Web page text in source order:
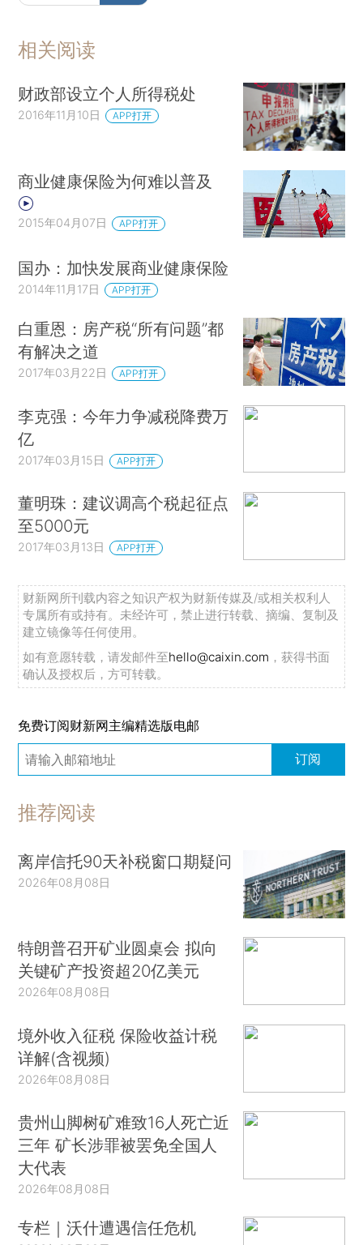
相关阅读
财政部设立个人所得税处
2016年11月10日 APP打开
商业健康保险为何难以普及
2015年04月07日 APP打开
国办：加快发展商业健康保险
2014年11月17日 APP打开
白重恩：房产税“所有问题”都
有解决之道
2017年03月22日 APP打开
李克强：今年力争减税降费万
亿
2017年03月15日 APP打开
董明珠：建议调高个税起征点
至5000元
2017年03月13日 APP打开
财新网所刊载内容之知识产权为财新传媒及/或相关权利人
专属所有或持有。未经许可，禁止进行转载、摘编、复制及
建立镜像等任何使用。
如有意愿转载，请发邮件至hello@caixin.com ，获得书面
确认及授权后，方可转载。
免费订阅财新网主编精选版电邮
订阅
推荐阅读
离岸信托90天补税窗口期疑问
2026年08月08日
特朗普召开矿业圆桌会 拟向
关键矿产投资超20亿美元
2026年08月08日
境外收入征税 保险收益计税
详解(含视频)
2026年08月08日
贵州山脚树矿难致16人死亡近
三年 矿长涉罪被罢免全国人
大代表
2026年08月08日
专栏｜沃什遭遇信任危机